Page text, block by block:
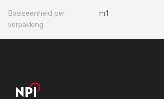
Basiseenheid per
verpakking
m1